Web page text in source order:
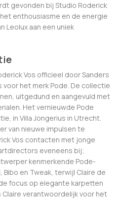
gevonden bij Studio Roderick
enthousiasme en de energie
Leolux aan een uniek
Vos officieel door Sanders
het merk Pode. De collectie
uitgedund en aangevuld met
Het vernieuwde Pode
in Villa Jongerius in Utrecht.
van nieuwe impulsen te
Vos contacten met jonge
eveneens bij;
kenmerkende Pode-
en Tweak, terwijl Claire de
focus op elegante karpetten
Claire verantwoordelijk voor het